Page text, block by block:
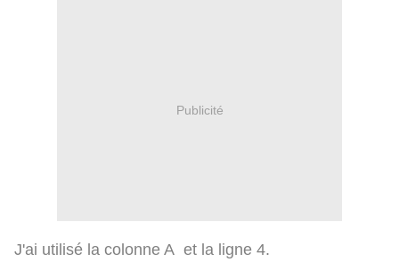
Publicité
J'ai utilisé la colonne A et la ligne 4.